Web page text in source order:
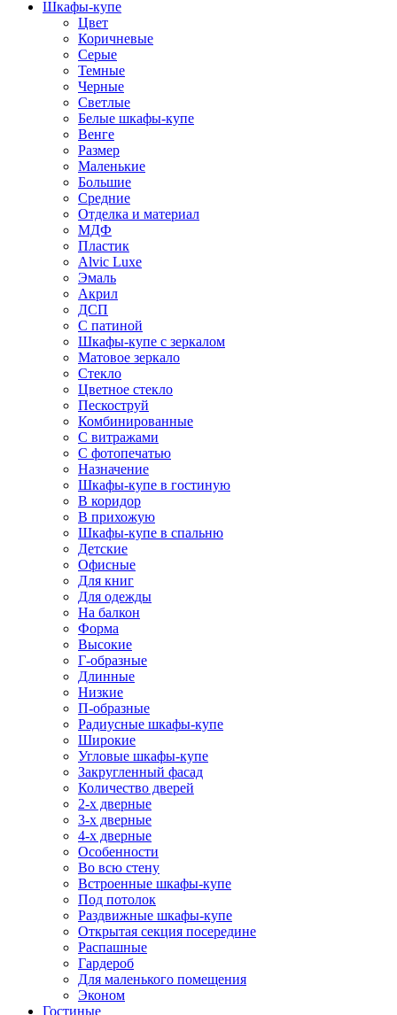
Шкафы-купе
Цвет
Коричневые
Серые
Темные
Черные
Светлые
Белые шкафы-купе
Венге
Размер
Маленькие
Большие
Средние
Отделка и материал
МДФ
Пластик
Alvic Luxe
Эмаль
Акрил
ДСП
С патиной
Шкафы-купе с зеркалом
Матовое зеркало
Стекло
Цветное стекло
Пескоструй
Комбинированные
С витражами
С фотопечатью
Назначение
Шкафы-купе в гостиную
В коридор
В прихожую
Шкафы-купе в спальню
Детские
Офисные
Для книг
Для одежды
На балкон
Форма
Высокие
Г-образные
Длинные
Низкие
П-образные
Радиусные шкафы-купе
Широкие
Угловые шкафы-купе
Закругленный фасад
Количество дверей
2-х дверные
3-х дверные
4-х дверные
Особенности
Во всю стену
Встроенные шкафы-купе
Под потолок
Раздвижные шкафы-купе
Открытая секция посередине
Распашные
Гардероб
Для маленького помещения
Эконом
Гостиные